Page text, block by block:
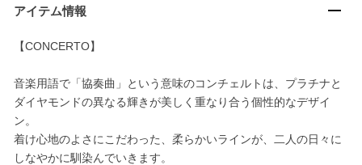
アイテム情報
【CONCERTO】
音楽用語で「協奏曲」という意味のコンチェルトは、プラチナと
ダイヤモンドの異なる輝きが美しく重なり合う個性的なデザイ
ン。
着け心地のよさにこだわった、柔らかいラインが、二人の日々に
しなやかに馴染んでいきます。